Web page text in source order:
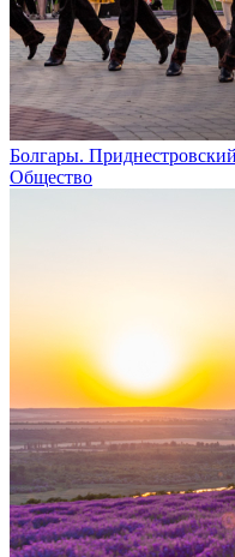
Болгары.
Общество